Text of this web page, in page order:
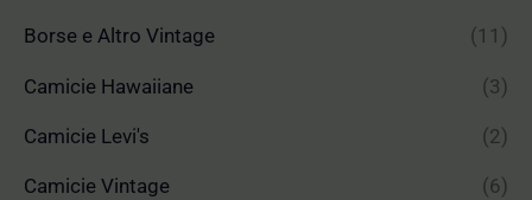
Borse e Altro Vintage (11)
Camicie Hawaiiane (3)
Camicie Levi's (2)
Camicie Vintage (6)